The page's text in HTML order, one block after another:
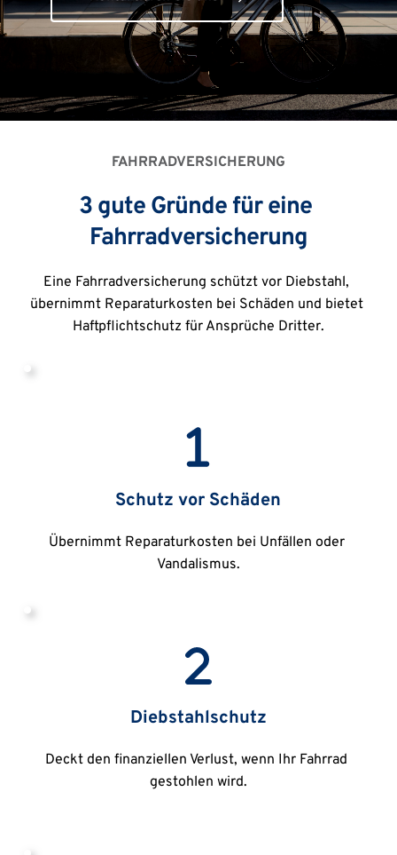
FAHRRADVERSICHERUNG
3 gute Gründe für eine
Fahrradversicherung
Eine Fahrradversicherung schützt vor Diebstahl,
übernimmt Reparaturkosten bei Schäden und bietet
Haftpflichtschutz für Ansprüche Dritter.
Schutz vor Schäden
Übernimmt Reparaturkosten bei Unfällen oder
Vandalismus.
Diebstahlschutz
Deckt den finanziellen Verlust, wenn Ihr Fahrrad
gestohlen wird.